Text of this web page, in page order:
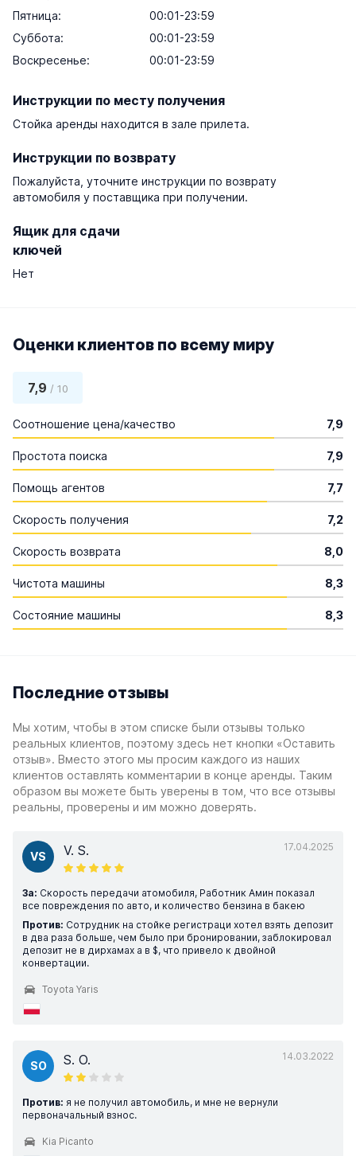
Пятница:
00:01-23:59
Суббота:
00:01-23:59
Воскресенье: 00:01-23:59
Инструкции по месту получения
Стойка аренды находится в зале прилета.
Инструкции по возврату
Пожалуйста, уточните инструкции по возврату
автомобиля у поставщика при получении.
Ящик для сдачи
ключей
Нет
Оценки клиентов по всему миру
7,9 / 10
Соотношение цена/качество 7,9
Простота поиска 7,9
Помощь агентов 7,7
Скорость получения 7,2
Скорость возврата 8,0
Чистота машины 8,3
Состояние машины 8,3
Последние отзывы
Мы хотим, чтобы в этом списке были отзывы только
реальных клиентов, поэтому здесь нет кнопки «Оставить
отзыв». Вместо этого мы просим каждого из наших
клиентов оставлять комментарии в конце аренды. Таким
образом вы можете быть уверены в том, что все отзывы
реальны, проверены и им можно доверять.
17.04.2025
VS V. S.
За: Скорость передачи атомобиля, Работник Амин показал
все повреждения по авто, и количество бензина в бакею
Против: Сотрудник на стойке регистраци хотел взять депозит
в два раза больше, чем было при бронировании, заблокировал
депозит не в дирхамах а в $, что привело к двойной
конвертации.
Toyota Yaris
14.03.2022
SO S. O.
Против: я не получил автомобиль, и мне не вернули
первоначальный взнос.
Kia Picanto